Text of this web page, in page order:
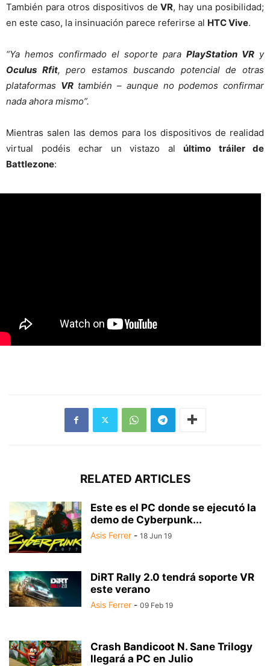
También para otros dispositivos deVR, hay una posibilidad;
en este caso, la insinuación parece referirse al HTC Vive.
“Ya hemos confirmado el soporte para PlayStation VR y
Oculus Rfit, pero estamos buscando potencial de otras
plataformas VRtambién – aunque no podemos confirmar
nada ahora mismo”.
Mientras salen las demos para los dispositivos de realidad
virtual podéis echar un vistazo al último tráiler de
Battlezone:
RELATED ARTICLES
Este es el PC donde se ejecutó la
demo de Cyberpunk...
Asis Ferrer - 18 Jun 19
DiRT Rally 2.0 tendrá soporte VR
este verano
Asis Ferrer - 09 Feb 19
Crash Bandicoot N. Sane Trilogy
llegará a PC en Julio